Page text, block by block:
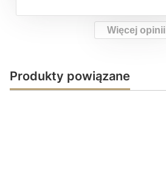
Więcej opinii
Produkty powiązane